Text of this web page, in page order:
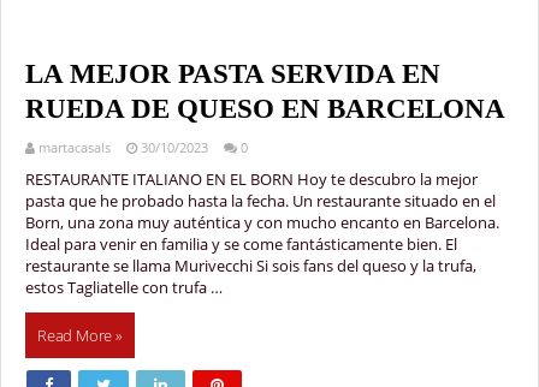
LA MEJOR PASTA SERVIDA EN
RUEDA DE QUESO EN BARCELONA
martacasals 30/10/2023 0
RESTAURANTE ITALIANO EN EL BORN Hoy te descubro la mejor
pasta que he probado hasta la fecha. Un restaurante situado en el
Born, una zona muy auténtica y con mucho encanto en Barcelona.
Ideal para venir en familia y se come fantásticamente bien. El
restaurante se llama Murivecchi Si sois fans del queso y la trufa,
estos Tagliatelle con trufa …
Read More »